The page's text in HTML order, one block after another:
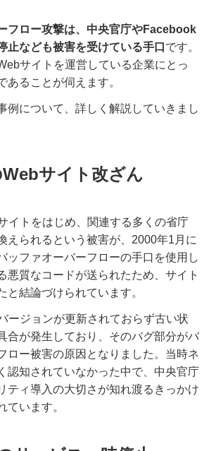
フロー攻撃は、中央官庁やFacebook
止なども被害を受けている手口 です。
サイトを運営している企業にとっ
あることが伺えます。
例について、詳しく解説していきまし
サイト改ざん
イトをはじめ、関連する多くの省庁
えられるという被害が、2000年1月に
ッファオーバーフローの手口を使用し
悪質なコードが送られたため、サイト
と結論づけられています。
ージョンが更新されておらず古い状
合が発生しており、そのバグ部分がバ
ロー被害の原因となりました。当時ネ
認知されていなかった中で、中央官庁
ティ導入の大切さが知れ渡るきっかけ
ています。